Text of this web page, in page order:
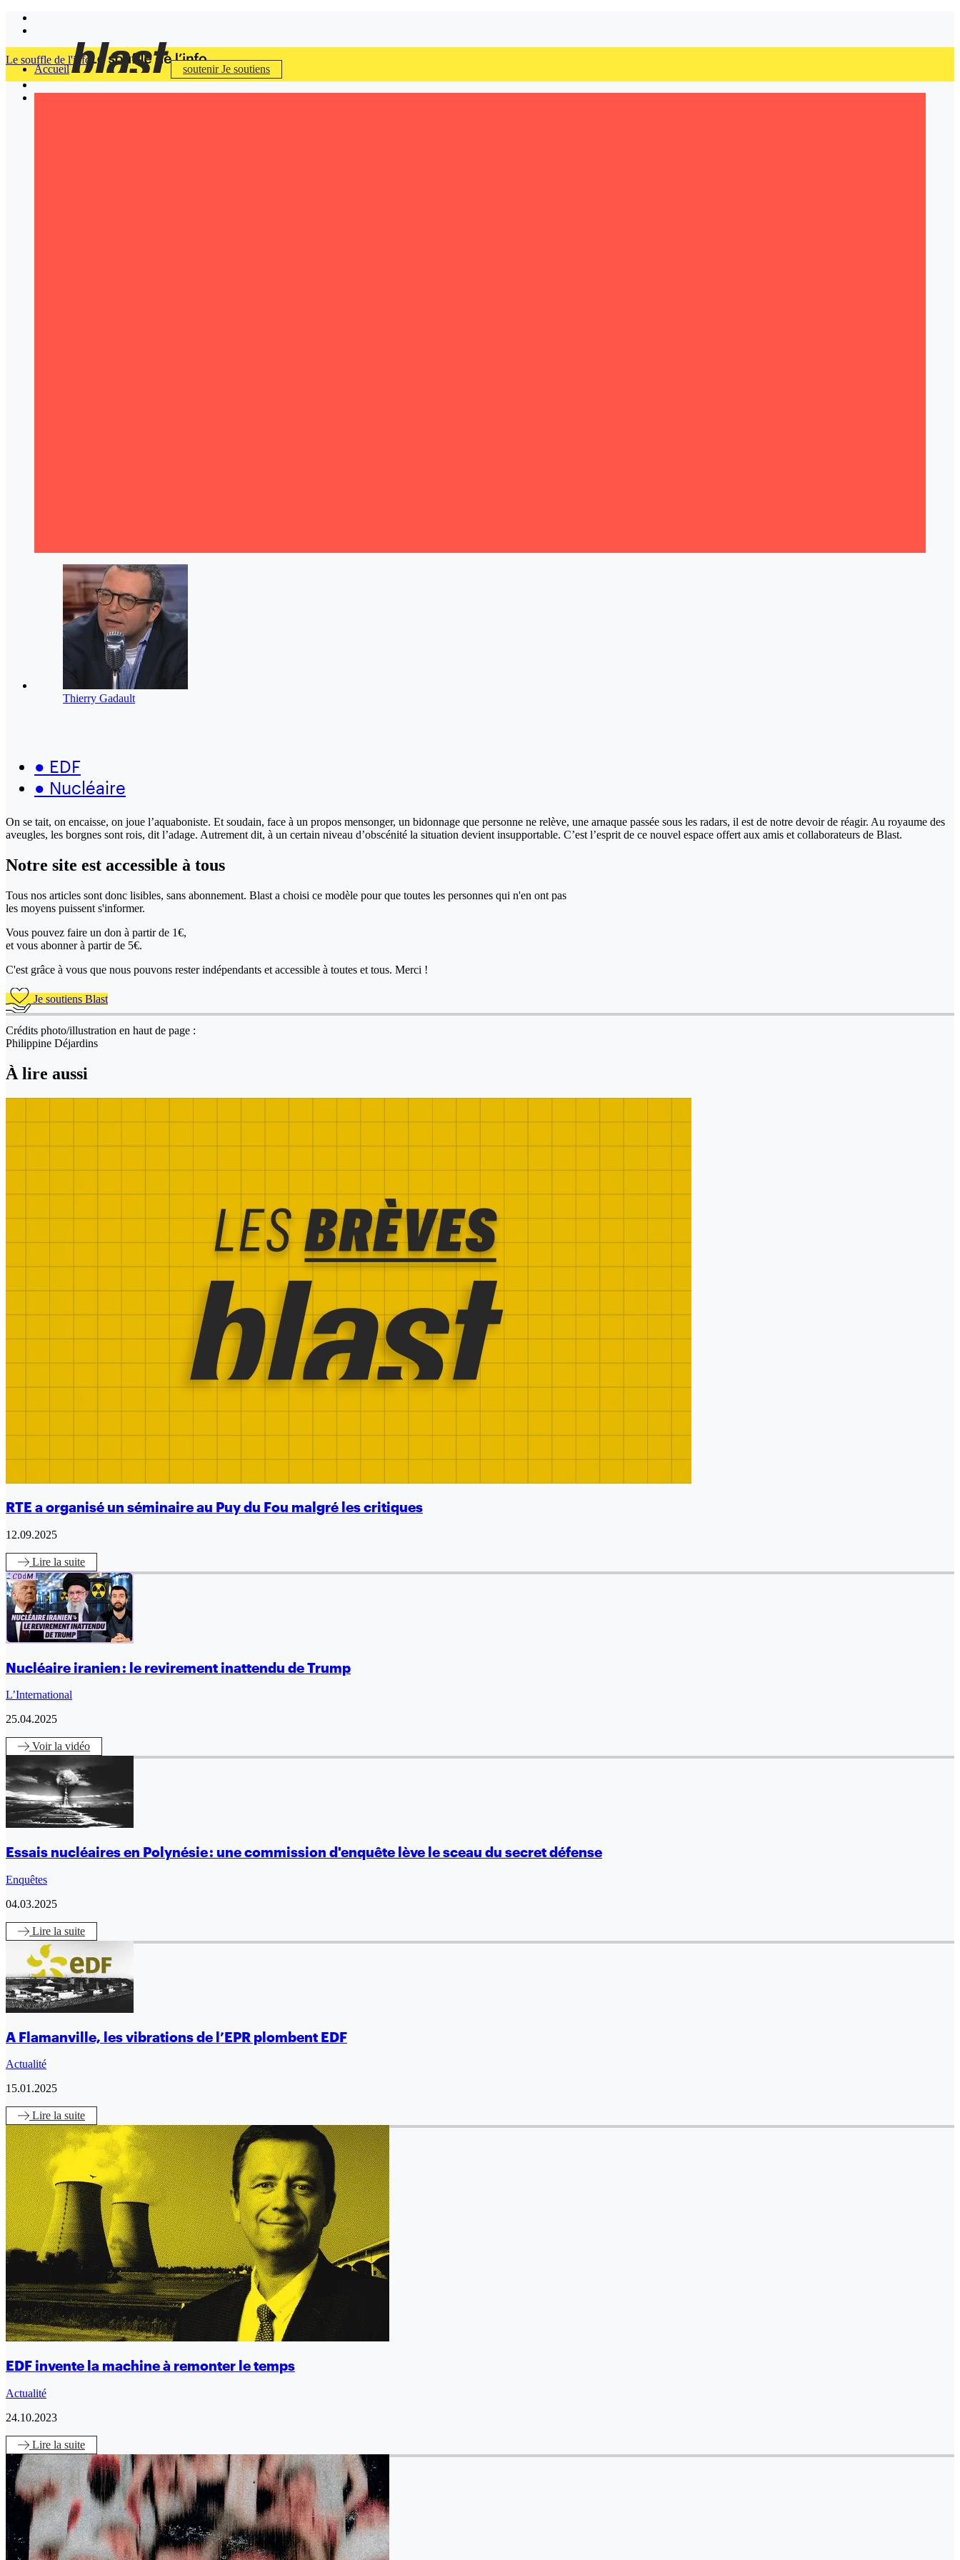
Accueil soutenirJe soutiens
Le souffle de l'info
Thierry Gadault
● EDF
● Nucléaire
On se tait, on encaisse, on joue l’aquaboniste. Et soudain, face à un propos mensonger, un bidonnage que personne ne relève, une arnaque passée sous les radars, il est de notre devoir de réagir. Au royaume des
aveugles, les borgnes sont rois, dit l’adage. Autrement dit, à un certain niveau d’obscénité la situation devient insupportable. C’est l’esprit de ce nouvel espace offert aux amis et collaborateurs de Blast.
Notre site est accessible à tous
Tous nos articles sont donc lisibles, sans abonnement. Blast a choisi ce modèle pour que toutes les personnes qui n'en ont pas
les moyens puissent s'informer.
Vous pouvez faire un don à partir de 1€,
et vous abonner à partir de 5€.
C'est grâce à vous que nous pouvons rester indépendants et accessible à toutes et tous. Merci !
Je soutiens Blast
Crédits photo/illustration en haut de page :
Philippine Déjardins
À lire aussi
RTE a organisé un séminaire au Puy du Fou malgré les critiques
12.09.2025
Lire la suite
Nucléaire iranien : le revirement inattendu de Trump
L’International
25.04.2025
Voirla vidéo
Essais nucléaires en Polynésie : une commission d'enquête lève le sceau du secret défense
Enquêtes
04.03.2025
Lire la suite
A Flamanville, les vibrations de l’EPR plombent EDF
Actualité
15.01.2025
Lire la suite
EDF invente la machine à remonter le temps
Actualité
24.10.2023
Lire la suite